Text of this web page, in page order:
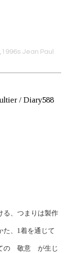
Jean Paul
/ Diary588
る、つまりは製作
た、1着を通じて
ての 敬意 が生じ